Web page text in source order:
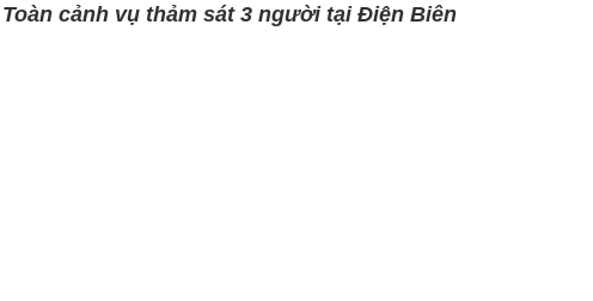
cảnh vụ thảm sát 3 người tại Điện Biên